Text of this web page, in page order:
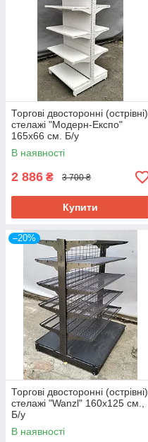
Торгові двосторонні (острівні)
стелажі "Модерн-Експо"
165х66 см. Б/у
В наявності
2 886 ₴ 3 700 ₴
Купити
–20%
Торгові двосторонні (острівні)
стелажі "Wanzl" 160х125 см.,
Б/у
В наявності